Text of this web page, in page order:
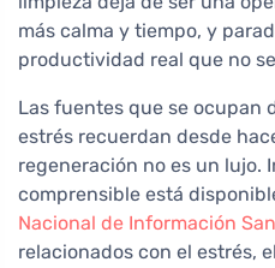
más calma y tiempo, y
productividad real que no
Las fuentes que se ocupan
estrés recuerdan desde
regeneración no es un lujo.
comprensible está
Nacional de Información
relacionados con el estrés,